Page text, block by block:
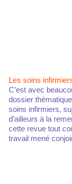
Les soins
C’est avec
dossier
soins infirmiers,
d’ailleurs à la
cette revue tout
travail mené